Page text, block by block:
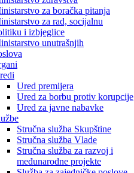
za boračka pitanja
za rad, socijalnu
i izbjeglice
unutrašnjih
Ured premijera
Ured za borbu protiv korupcije
Ured za javne nabavke
Stručna služba Skupštine
Stručna služba Vlade
Stručna služba za razvoj i
međunarodne projekte